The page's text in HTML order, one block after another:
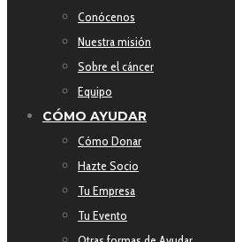
Conócenos
Nuestra misión
Sobre el cáncer
Equipo
CÓMO AYUDAR
Cómo Donar
Hazte Socio
Tu Empresa
Tu Evento